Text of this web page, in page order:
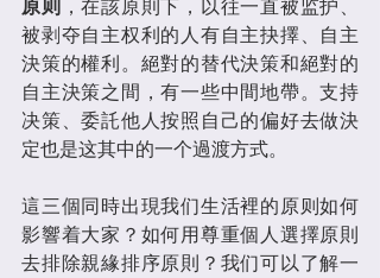
原则 ，在該原則下，以往一直被监护、
被剥夺自主权利的人有自主抉擇、自主
決策的權利。絕對的替代決策和絕對的
自主決策之間，有一些中間地帶。支持
决策、委託他人按照自己的偏好去做決
定也是这其中的一个過渡方式。
這三個同時出現我们生活裡的原则如何
影響着大家？如何用尊重個人選擇原則
去排除親緣排序原則？我们可以了解一